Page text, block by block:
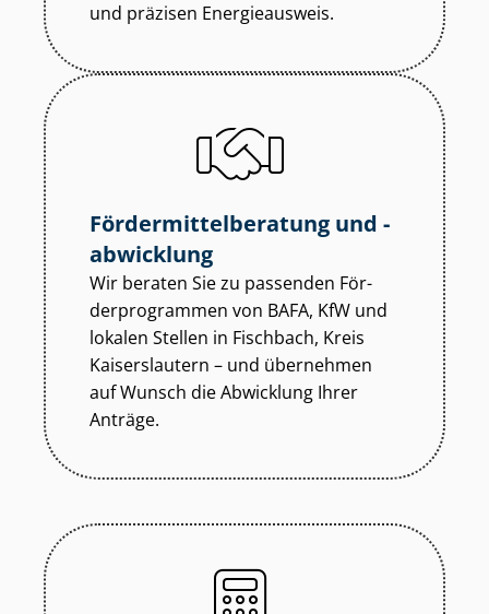
und präzisen Energieausweis.
För­der­mit­tel­be­ra­tung und -
abwicklung
Wir beraten Sie zu passenden För­
der­pro­gram­men von BAFA, KfW und
lokalen Stellen in Fischbach, Kreis
Kaiserslautern – und übernehmen
auf Wunsch die Abwicklung Ihrer
Anträge.